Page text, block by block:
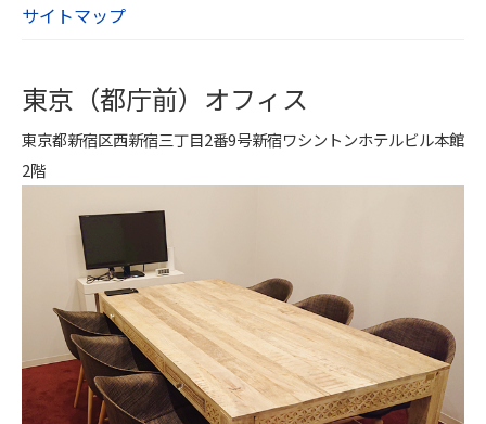
サイトマップ
東京（都庁前）オフィス
東京都新宿区西新宿三丁目2番9号新宿ワシントンホテルビル本館
2階